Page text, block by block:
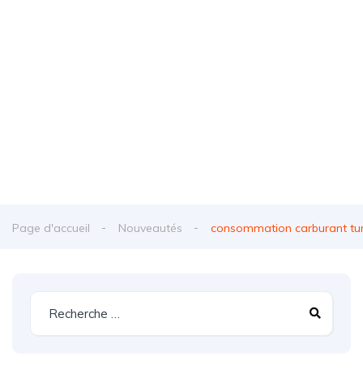
Page d'accueil Nouveautés consommation carburant